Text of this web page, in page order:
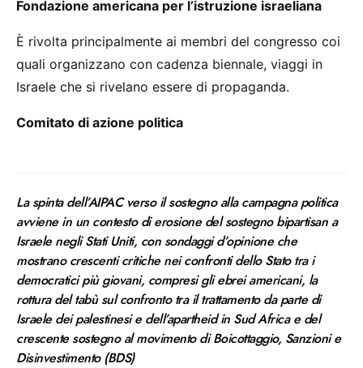
Fondazione americana per l’istruzione israeliana
È rivolta principalmente ai membri del congresso coi
quali organizzano con cadenza biennale, viaggi in
Israele che si rivelano essere di propaganda.
Comitato di azione politica
La spinta dell’AIPAC verso il sostegno alla campagna politica
avviene in un contesto di erosione del sostegno bipartisan a
Israele negli Stati Uniti, con sondaggi d’opinione che
mostrano crescenti critiche nei confronti dello Stato tra i
democratici più giovani, compresi gli ebrei americani, la
rottura del tabù sul confronto tra il trattamento da parte di
Israele dei palestinesi e dell’apartheid in Sud Africa e del
crescente sostegno al movimento di Boicottaggio, Sanzioni e
Disinvestimento (BDS)